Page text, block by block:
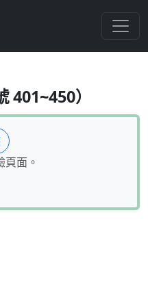
理相關事務
401~450）
面。